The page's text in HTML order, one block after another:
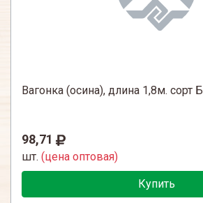
Вагонка (осина), длина 1,8м. сорт Б
98,71
шт. (цена оптовая)
Купить